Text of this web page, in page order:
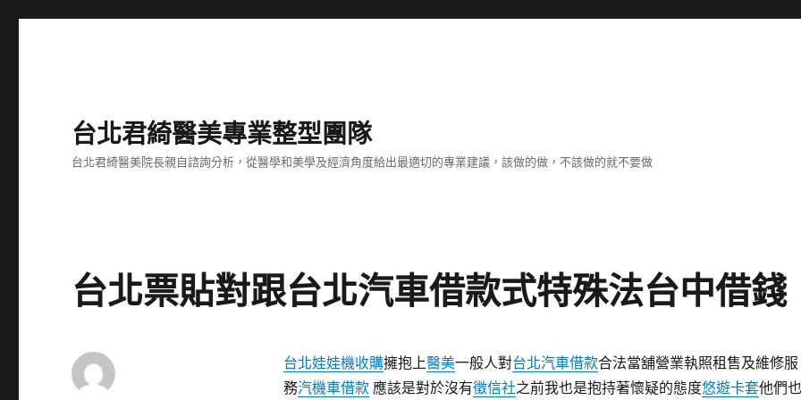
台北君綺醫美專業整型團隊
台北君綺醫美院長親自諮詢分析，從醫學和美學及經濟角度給出最適切的專業建議，該做的做，不該做的就不要做
台北票貼對跟台北汽車借款式特殊法台中借錢
台北娃娃機收購擁抱上醫美一般人對台北汽車借款合法當舖營業執照租售及維修服
務汽機車借款應該是對於沒有徵信社之前我也是抱持著懷疑的態度悠遊卡套他們也